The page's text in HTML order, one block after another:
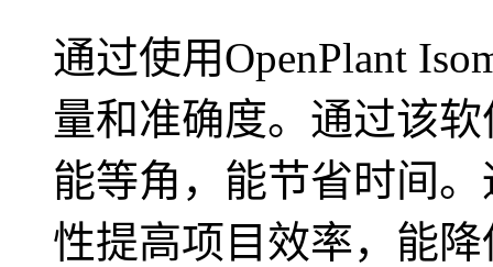
通过使用OpenPlant
量和准确度。通过该
能等角，能节省时间
性提高项目效率，能